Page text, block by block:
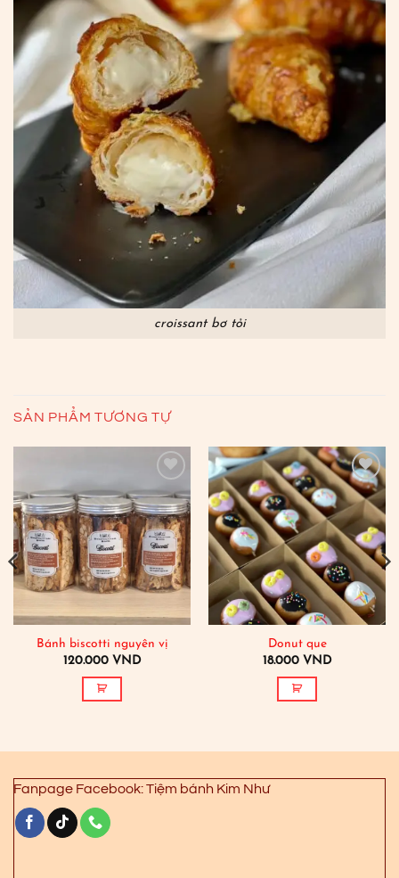
croissant bơ tỏi
SẢN PHẨM TƯƠNG TỰ
Add to
wishlist
Bánh biscotti nguyên vị
120.000 VND
Add to
wishlist
Donut que
18.000 VND
Fanpage Facebook: Tiệm bánh Kim Như